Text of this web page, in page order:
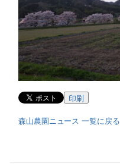
印刷
森山農園ニュース 一覧に戻る